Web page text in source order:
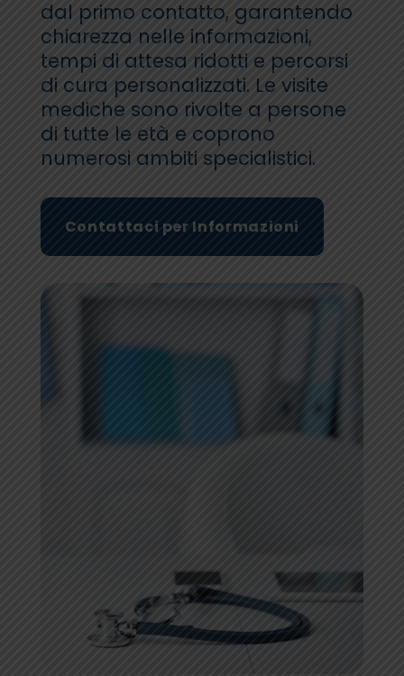
dal primo contatto, garantendo
chiarezza nelle informazioni,
tempi di attesa ridotti e percorsi
di cura personalizzati. Le visite
mediche sono rivolte a persone
di tutte le età e coprono
numerosi ambiti specialistici.
Contattaci per Informazioni